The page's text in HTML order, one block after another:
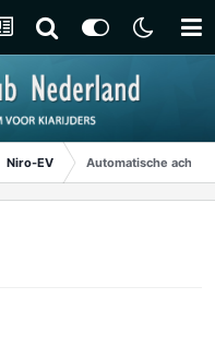
Niro-EV Automatische